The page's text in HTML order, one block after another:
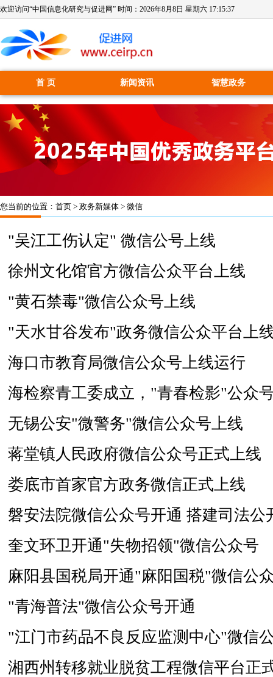
欢迎访问“中国信息化研究与促进网” 时间： 2026年8月8日 星期六 17:15:37
首 页 新闻资讯 智慧政务
您当前的位置： 首页 > 政务新媒体 > 微信
"吴江工伤认定" 微信公号上线
徐州文化馆官方微信公众平台上线
"黄石禁毒"微信公众号上线
"天水甘谷发布"政务微信公众平台上
海口市教育局微信公众号上线运行
海检察青工委成立，"青春检影"公众
无锡公安"微警务"微信公众号上线
蒋堂镇人民政府微信公众号正式上线
娄底市首家官方政务微信正式上线
磐安法院微信公众号开通 搭建司法公
奎文环卫开通"失物招领"微信公众号
麻阳县国税局开通"麻阳国税"微信公
"青海普法"微信公众号开通
"江门市药品不良反应监测中心"微信
湘西州转移就业脱贫工程微信平台正